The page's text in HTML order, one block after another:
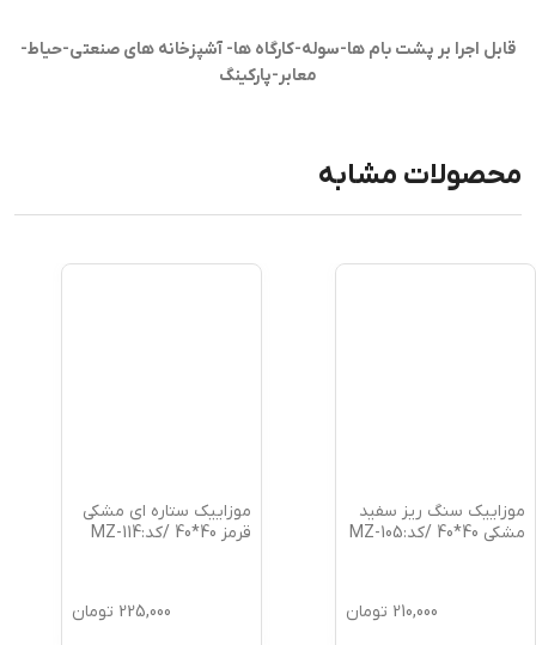
قابل اجرا بر پشت بام ها-سوله-کارگاه ها- آشپزخانه های صنعتی-حیاط-
معابر-پارکینگ
محصولات مشابه
موزاییک سنگ ریز سفید
مشکی 40*40 /کد:MZ-105
210,000 تومان
موزاییک ستاره ای مشکی
قرمز 40*40 /کد:MZ-114
225,000 تومان